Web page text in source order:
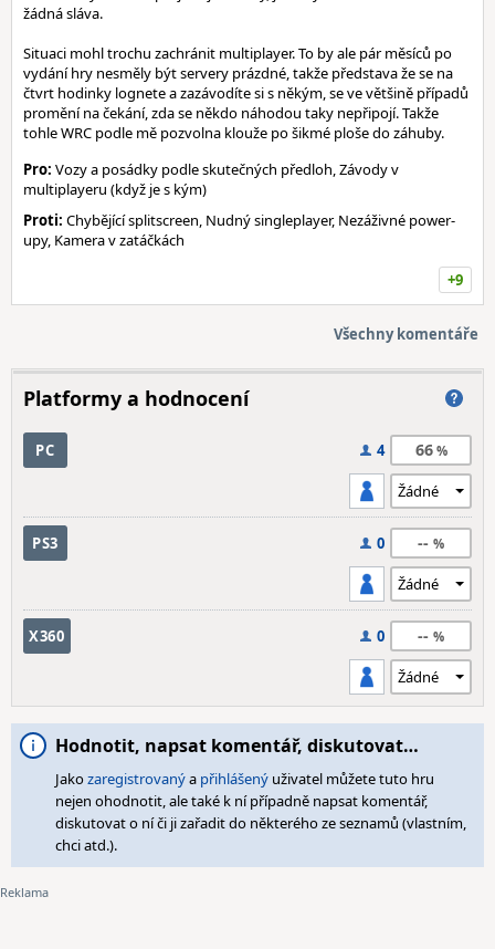
žádná sláva.
Situaci mohl trochu zachránit multiplayer. To by ale pár měsíců po
vydání hry nesměly být servery prázdné, takže představa že se na
čtvrt hodinky lognete a zazávodíte si s někým, se ve většině případů
promění na čekání, zda se někdo náhodou taky nepřipojí. Takže
tohle WRC podle mě pozvolna klouže po šikmé ploše do záhuby.
Pro: Vozy a posádky podle skutečných předloh, Závody v
multiplayeru (když je s kým)
Proti: Chybějící splitscreen, Nudný singleplayer, Nezáživné power-
upy, Kamera v zatáčkách
+9
Všechny komentáře
Platformy a hodnocení
PC 4 66
PS3 0 --
X360 0 --
Hodnotit, napsat komentář, diskutovat…
Jakozaregistrovanýa přihlášený uživatel můžete tuto hru
nejen ohodnotit, ale také k ní případně napsat komentář,
diskutovat o ní či ji zařadit do některého ze seznamů (vlastním,
chci atd.).